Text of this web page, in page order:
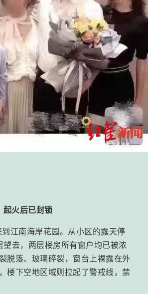
起火后已封锁
江南海岸花园。从小区的露天停
去，两层楼房所有窗户均已被浓
脱落、玻璃碎裂，窗台上裸露在外
楼下空地区域则拉起了警戒线，禁